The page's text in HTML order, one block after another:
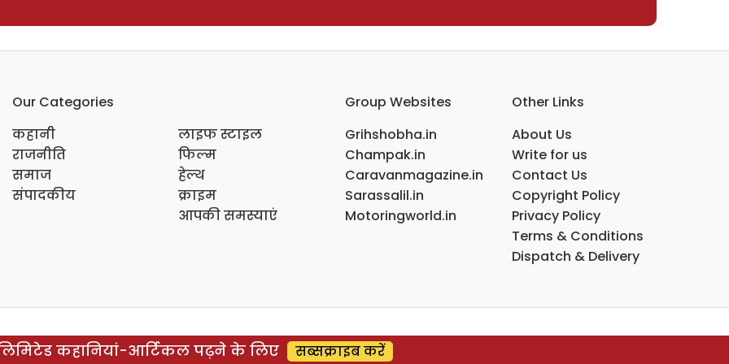
Our Categories
कहानी
राजनीति
समाज
संपादकीय
लाइफ स्टाइल
फिल्म
हेल्थ
क्राइम
आपकी समस्याएं
Group Websites
Grihshobha.in
Champak.in
Caravanmagazine.in
Sarassalil.in
Motoringworld.in
Other Links
About Us
Write for us
Contact Us
Copyright Policy
Privacy Policy
Terms & Conditions
Dispatch & Delivery
कहानियां-आर्टिकल पढ़ने के लिए सब्सक्राइब करें